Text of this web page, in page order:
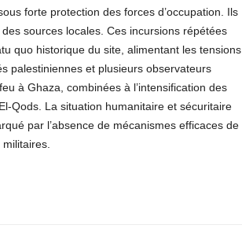
forte protection des forces d’occupation. Ils
sources locales. Ces incursions répétées
quo historique du site, alimentant les tensions
palestiniennes et plusieurs observateurs
à Ghaza, combinées à l’intensification des
Qods. La situation humanitaire et sécuritaire
par l’absence de mécanismes efficaces de